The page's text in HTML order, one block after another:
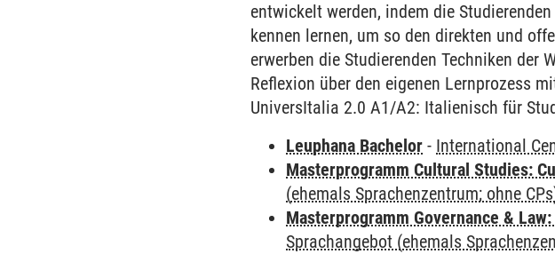
entwickelt werden, indem die
kennen lernen, um so den direkten und
erwerben die Studierenden Techniken der
Reflexion über den eigenen Lernprozess
UniversItalia 2.0 A1/A2: Italienisch für
Leuphana Bachelor - International
Masterprogramm Cultural Studies:
(ehemals Sprachenzentrum; ohne
Masterprogramm Governance &
Sprachangebot (ehemals